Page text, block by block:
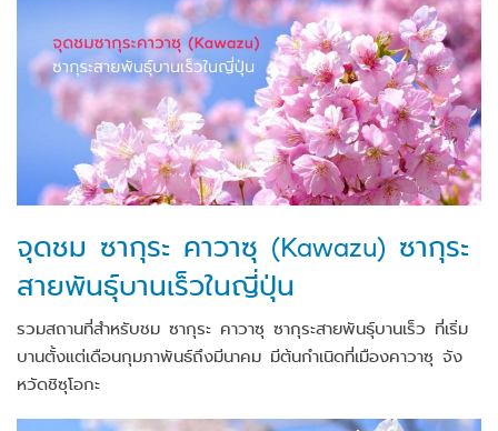
จุดชม ซากุระ คาวาซุ (Kawazu) ซากุระ
สายพันธุ์บานเร็วในญี่ปุ่น
รวมสถานที่สำหรับชม ซากุระ คาวาซุ ซากุระสายพันธุ์บานเร็ว ที่เริ่ม
บานตั้งแต่เดือนกุมภาพันธ์ถึงมีนาคม มีต้นกำเนิดที่เมืองคาวาซุ จัง
หวัดชิซุโอกะ